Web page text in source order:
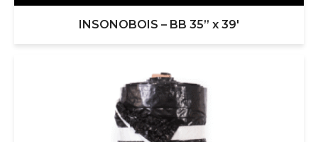
INSONOBOIS – BB 35” x 39′